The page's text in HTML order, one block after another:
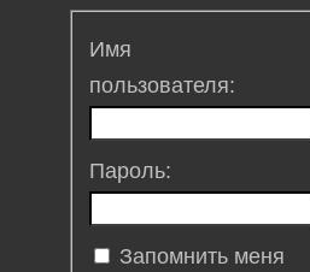
Имя
пользователя:
Пароль:
Запомнить меня